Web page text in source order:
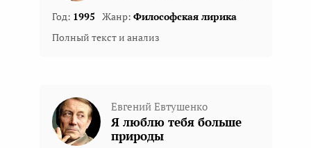
Год: 1995 Жанр: Философская лирика
Полный текст и анализ
Евгений Евтушенко
Я люблю тебя больше
природы